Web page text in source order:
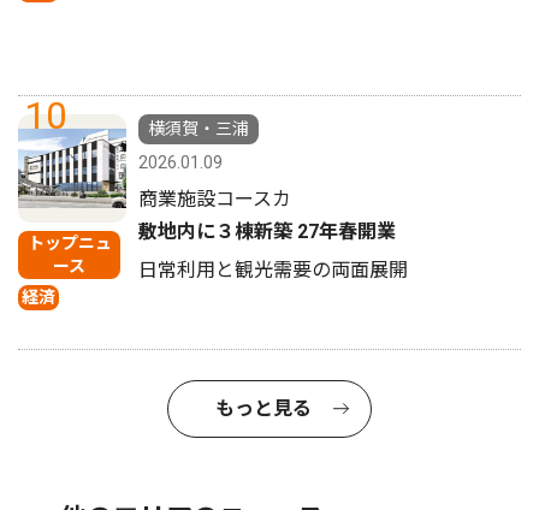
10
トップニュ
ース
経済
横須賀・三浦
2026.01.09
商業施設コースカ
敷地内に３棟新築 27年春開業
日常利用と観光需要の両面展開
もっと見る